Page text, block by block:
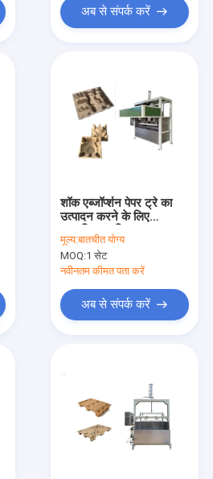
अब से संपर्क करें
शॉक एब्जॉर्प्शन पेपर ट्रे का
उत्पादन करने के लिए
स्वचालित प्लास्टिक
रिसीप्रोकेटिंग बनाने की मशीन
बदलें
मूल्य:बातचीत योग्य
MOQ:1 सेट
नवीनतम कीमत पता करें
अब से संपर्क करें